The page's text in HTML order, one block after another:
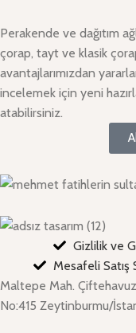
Perakende ve dağıtım
çorap, tayt ve klasik
avantajlarımızdan
incelemek için yeni
atabilirsiniz.
Gizlilik ve
Mesafeli Satış
Maltepe Mah.
No:415 Zeytinburmu/